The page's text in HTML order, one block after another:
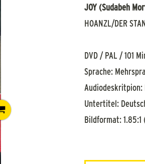
JOY (Sudabeh
HOANZL/DER
DVD / PAL / 101
Sprache:
Audiodeskritpion:
Untertitel:
Bildformat: 1.85:1